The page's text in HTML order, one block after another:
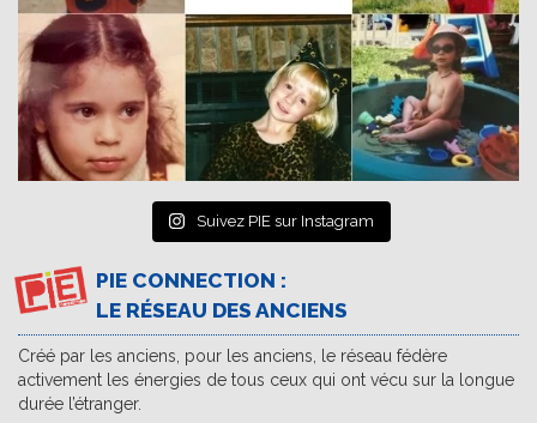
Suivez PIE sur Instagram
PIE CONNECTION :
LE RÉSEAU DES ANCIENS
Créé par les anciens, pour les anciens, le réseau fédère
activement les énergies de tous ceux qui ont vécu sur la longue
durée l’étranger.